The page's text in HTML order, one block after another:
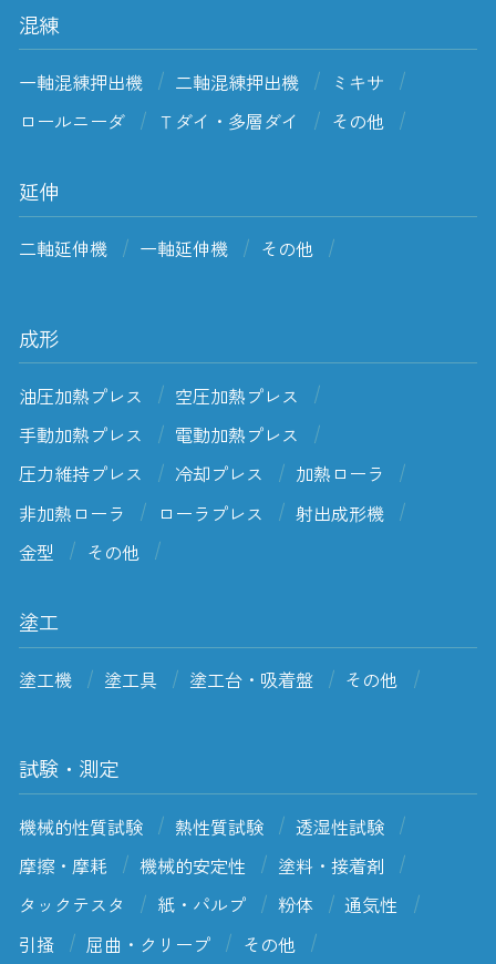
混練
一軸混練押出機 二軸混練押出機
ミキサ
ロールニーダ
Ｔダイ・多層ダイ その他
延伸
二軸延伸機 一軸延伸機 その他
成形
油圧加熱プレス
空圧加熱プレス
手動加熱プレス
電動加熱プレス
圧力維持プレス
冷却プレス
加熱ローラ
非加熱ローラ
ローラプレス
射出成形機
金型
その他
塗工
塗工機 塗工具 塗工台・吸着盤 その他
試験・測定
機械的性質試験 熱性質試験
透湿性試験
摩擦・摩耗
機械的安定性
塗料・接着剤
タックテスタ
紙・パルプ 粉体
通気性
引掻
屈曲・クリープ その他